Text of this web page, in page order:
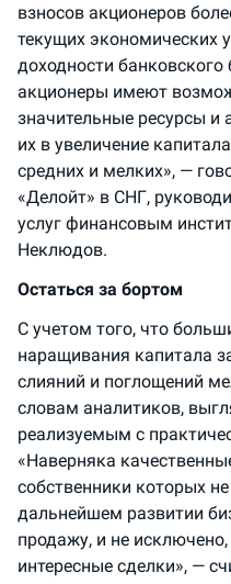
взносов акционеров
текущих экономических
доходности банковского
акционеры имеют
значительные ресурсы и
их в увеличение
средних и мелких», —
«Делойт» в СНГ,
услуг финансовым
Неклюдов.
Остаться за бортом
С учетом того, что
наращивания капитала
слияний и поглощений
словам аналитиков,
реализуемым с
«Наверняка
собственники которых
дальнейшем развитии
продажу, и не
интересные сделки», —